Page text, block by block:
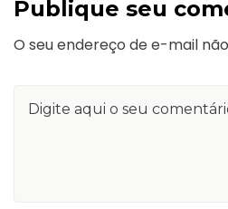
Publique seu
O seu endereço de e-mail